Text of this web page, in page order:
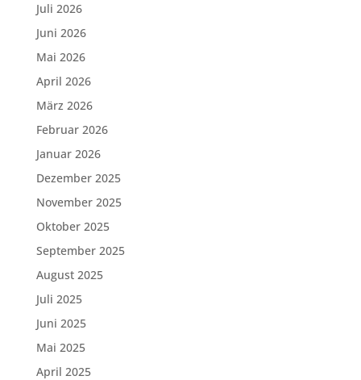
Juli 2026
Juni 2026
Mai 2026
April 2026
März 2026
Februar 2026
Januar 2026
Dezember 2025
November 2025
Oktober 2025
September 2025
August 2025
Juli 2025
Juni 2025
Mai 2025
April 2025